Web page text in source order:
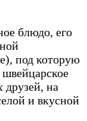
блюдо, его
под которую
друзей, на
и вкусной